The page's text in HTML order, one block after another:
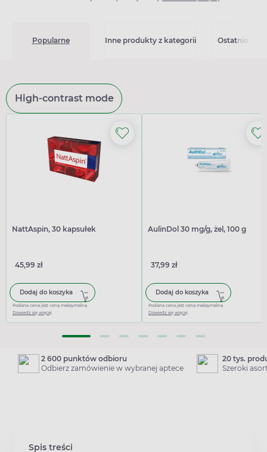
Popularne Inne produkty z kategorii Ostatnio
High-contrast mode
NattAspin, 30 kapsułek
45,99 zł
Dodaj do koszyka
Podana cena jest ceną maksymalną
Dowiedz się więcej
AulinDol 30 mg/g, żel, 100 g
37,99 zł
Dodaj do koszyka
Podana cena jest ceną maksymalną
Dowiedz się więcej
2 600 punktów odbioru
Odbierz zamówienie w wybranej aptece
20 tys.
Szeroki
Spis treści